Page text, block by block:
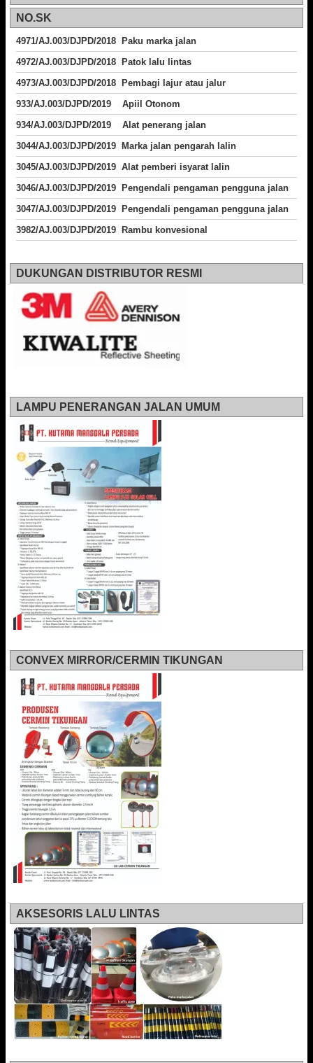
NO.SK
4971/AJ.003/DJPD/2018 Paku marka jalan
4972/AJ.003/DJPD/2018 Patok lalu lintas
4973/AJ.003/DJPD/2018
Pembagi lajur atau jalur
933/AJ.003/DJPD/2019 Apiil Otonom
934/AJ.003/DJPD/2019 Alat penerang jalan
3044/AJ.003/DJPD/2019 Marka jalan pengarah lalin
3045/AJ.003/DJPD/2019 Alat pemberi isyarat lalin
3046/AJ.003/DJPD/2019 Pengendali pengaman pengguna jalan
3047/AJ.003/DJPD/2019 Pengendali pengaman pengguna jalan
3982/AJ.003/DJPD/2019 Rambu konvesional
DUKUNGAN DISTRIBUTOR RESMI
LAMPU PENERANGAN JALAN UMUM
CONVEX MIRROR/CERMIN TIKUNGAN
AKSESORIS LALU LINTAS